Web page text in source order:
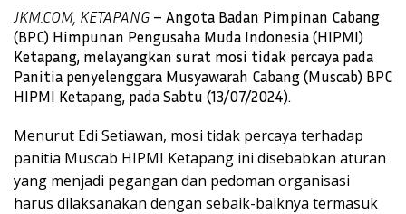
JKM.COM, KETAPANG – Angota Badan Pimpinan Cabang
(BPC) Himpunan Pengusaha Muda Indonesia (HIPMI)
Ketapang, melayangkan surat mosi tidak percaya pada
Panitia penyelenggara Musyawarah Cabang (Muscab) BPC
HIPMI Ketapang, pada Sabtu (13/07/2024).
Menurut Edi Setiawan, mosi tidak percaya terhadap
panitia Muscab HIPMI Ketapang ini disebabkan aturan
yang menjadi pegangan dan pedoman organisasi
harus dilaksanakan dengan sebaik-baiknya termasuk